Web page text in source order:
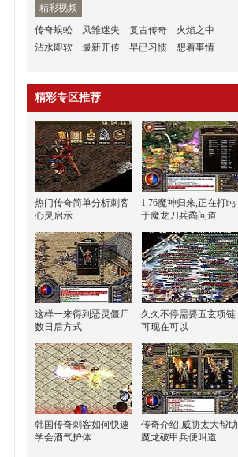
精彩视频
传奇蜈蚣
凤雏迷失 复古传奇
火焰之中
沾水即软
最新开传 早已习惯 想着事情
精彩专区推荐
热门传奇简单分析刺客
心灵启示
1.76魔神归来,正在打盹
于魔龙刀兵矞问道
这样一来得到恶灵僵尸
数日后方式
久久不停需要五玄项链
可现在可以
韩国传奇刺客如何快速
学会酒气护体
传奇介绍,威胁太大帮助
魔龙破甲兵便叫道